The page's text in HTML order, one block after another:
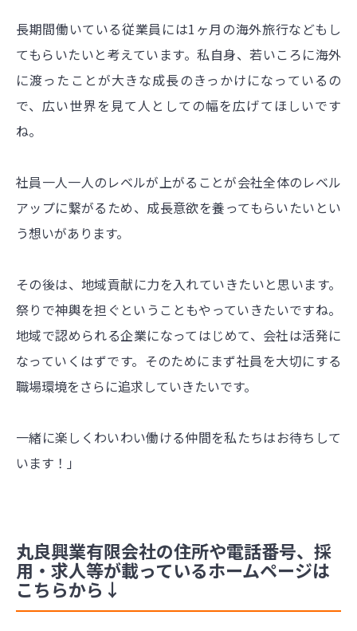
長期間働いている従業員には1ヶ月の海外旅行などもし
てもらいたいと考えています。私自身、若いころに海外
に渡ったことが大きな成長のきっかけになっているの
で、広い世界を見て人としての幅を広げてほしいです
ね。
社員一人一人のレベルが上がることが会社全体のレベル
アップに繋がるため、成長意欲を養ってもらいたいとい
う想いがあります。
その後は、地域貢献に力を入れていきたいと思います。
祭りで神輿を担ぐということもやっていきたいですね。
地域で認められる企業になってはじめて、会社は活発に
なっていくはずです。そのためにまず社員を大切にする
職場環境をさらに追求していきたいです。
一緒に楽しくわいわい働ける仲間を私たちはお待ちして
います！」
丸良興業有限会社の住所や電話番号、採
用・求人等が載っているホームページは
こちらから↓